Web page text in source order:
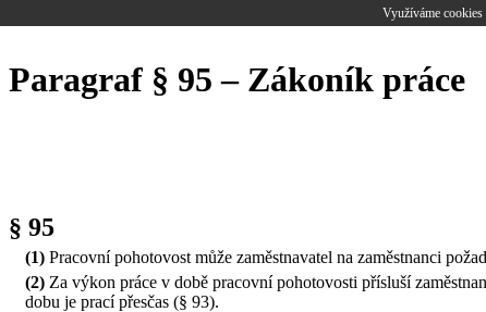
Využíváme cookies
Paragraf § 95 – Zákoník práce
§ 95
(1) Pracovní pohotovost může zaměstnavatel na zaměstnanci
(2) Za výkon práce v době pracovní pohotovosti přísluší
dobu je prací přesčas (§ 93).